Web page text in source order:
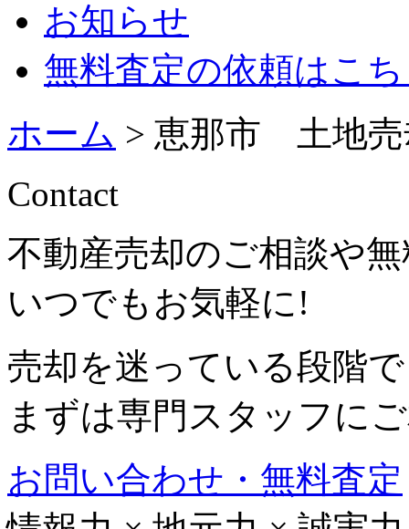
お知らせ
無料査定の依頼はこ
ホーム > 恵那市 土地売
Contact
不動産売却のご相談や
いつでもお気軽に!
売却を迷っている段階
まずは専門スタッフに
お問い合わせ・無料査定